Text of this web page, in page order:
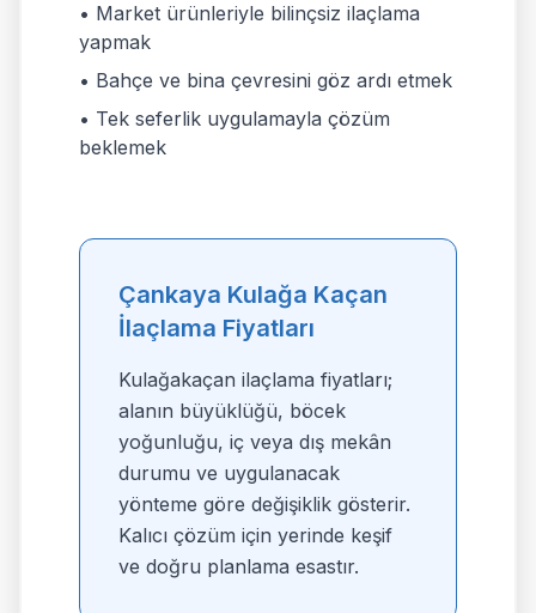
• Market ürünleriyle bilinçsiz ilaçlama
yapmak
• Bahçe ve bina çevresini göz ardı etmek
• Tek seferlik uygulamayla çözüm
beklemek
Çankaya Kulağa Kaçan
İlaçlama Fiyatları
Kulağakaçan ilaçlama fiyatları;
alanın büyüklüğü, böcek
yoğunluğu, iç veya dış mekân
durumu ve uygulanacak
yönteme göre değişiklik gösterir.
Kalıcı çözüm için yerinde keşif
ve doğru planlama esastır.